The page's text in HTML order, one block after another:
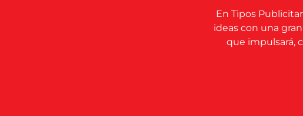
En Tipos
ideas con una
que impulsará,